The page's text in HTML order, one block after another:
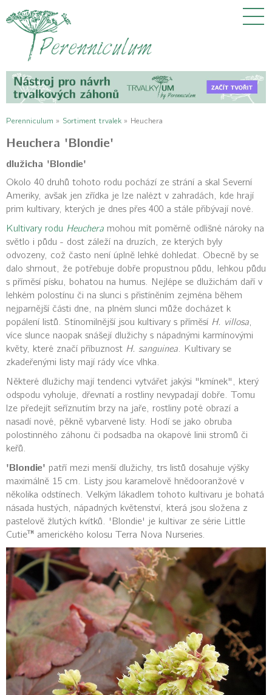
Perenniculum » Sortiment trvalek » Heuchera
Heuchera 'Blondie'
dlužicha 'Blondie'
Okolo 40 druhů tohoto rodu pochází ze strání a skal Severní
Ameriky, avšak jen zřídka je lze nalézt v zahradách, kde hrají
prim kultivary, kterých je dnes přes 400 a stále přibývají nové.
Kultivary rodu Heuchera mohou mít poměrně odlišné nároky na
světlo i půdu - dost záleží na druzích, ze kterých byly
odvozeny, což často není úplně lehké dohledat. Obecně by se
dalo shrnout, že potřebuje dobře propustnou půdu, lehkou půdu
s příměsí písku, bohatou na humus. Nejlépe se dlužichám daří v
lehkém polostínu či na slunci s přistíněním zejména během
nejparnější části dne, na plném slunci může docházet k
popálení listů. Stínomilnější jsou kultivary s příměsí H. villosa,
více slunce naopak snášejí dlužichy s nápadnými karmínovými
květy, které značí příbuznost H. sanguinea. Kultivary se
zkadeřenými listy mají rády více vlhka.
Některé dlužichy mají tendenci vytvářet jakýsi "kmínek", který
odspodu vyholuje, dřevnatí a rostliny nevypadají dobře. Tomu
lze předejít seříznutím brzy na jaře, rostliny poté obrazí a
nasadí nové, pěkně vybarvené listy. Hodí se jako obruba
polostinného záhonu či podsadba na okapové linii stromů či
keřů.
'Blondie' patří mezi menší dlužichy, trs listů dosahuje výšky
maximálně 15 cm. Listy jsou karamelově hnědooranžové v
několika odstínech. Velkým lákadlem tohoto kultivaru je bohatá
násada hustých, nápadných květenství, která jsou složena z
pastelově žlutých kvítků. 'Blondie' je kultivar ze série Little
Cutie™ amerického kolosu Terra Nova Nurseries.